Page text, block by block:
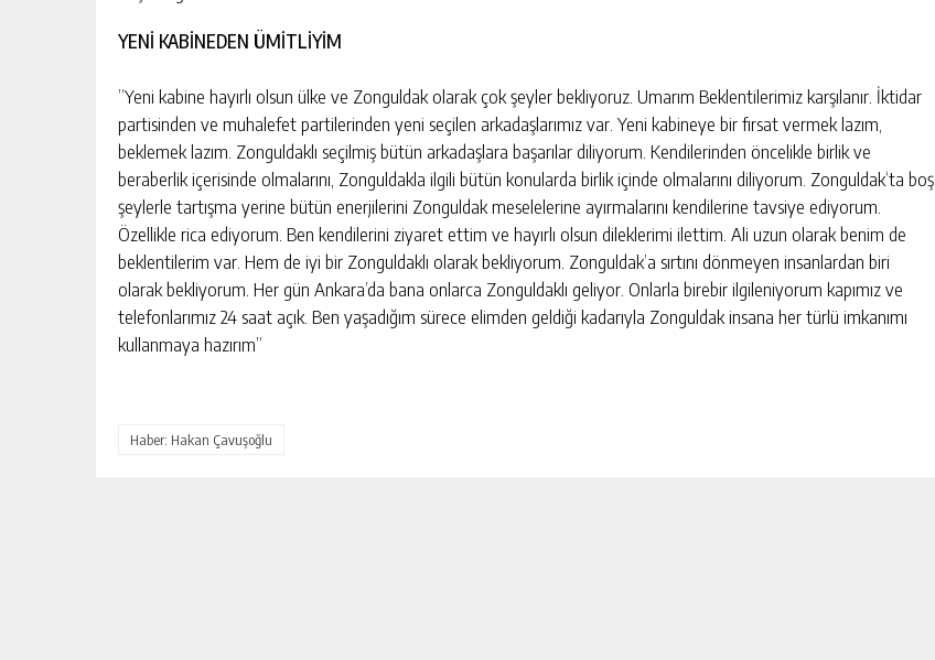
YENİ KABİNEDEN ÜMİTLİYİM
”Yeni kabine hayırlı olsun ülke ve Zonguldak olarak çok şeyler bekliyoruz. Umarım Beklentilerimiz karşılanır. İktidar
partisinden ve muhalefet partilerinden yeni seçilen arkadaşlarımız var. Yeni kabineye bir fırsat vermek lazım,
beklemek lazım. Zonguldaklı seçilmiş bütün arkadaşlara başarılar diliyorum. Kendilerinden öncelikle birlik ve
beraberlik içerisinde olmalarını, Zonguldakla ilgili bütün konularda birlik içinde olmalarını diliyorum. Zonguldak‘ta boş
şeylerle tartışma yerine bütün enerjilerini Zonguldak meselelerine ayırmalarını kendilerine tavsiye ediyorum.
Özellikle rica ediyorum. Ben kendilerini ziyaret ettim ve hayırlı olsun dileklerimi ilettim. Ali uzun olarak benim de
beklentilerim var. Hem de iyi bir Zonguldaklı olarak bekliyorum. Zonguldak’a sırtını dönmeyen insanlardan biri
olarak bekliyorum. Her gün Ankara’da bana onlarca Zonguldaklı geliyor. Onlarla birebir ilgileniyorum kapımız ve
telefonlarımız 24 saat açık. Ben yaşadığım sürece elimden geldiği kadarıyla Zonguldak insana her türlü imkanımı
kullanmaya hazırım”
Haber: Hakan Çavuşoğlu